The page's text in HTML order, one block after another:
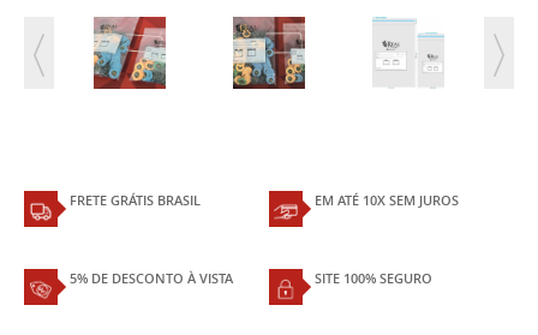
FRETE GRÁTIS BRASIL EM ATÉ 10X SEM JUROS
5% DE DESCONTO À VISTA SITE 100% SEGURO